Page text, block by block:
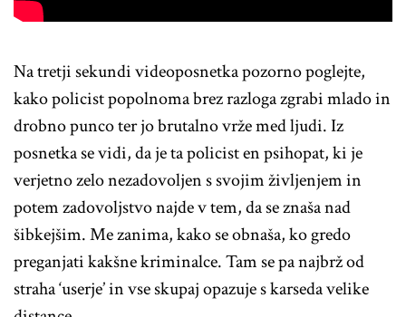
Na tretji sekundi videoposnetka pozorno poglejte,
kako policist popolnoma brez razloga zgrabi mlado in
drobno punco ter jo brutalno vrže med ljudi. Iz
posnetka se vidi, da je ta policist en psihopat, ki je
verjetno zelo nezadovoljen s svojim življenjem in
potem zadovoljstvo najde v tem, da se znaša nad
šibkejšim. Me zanima, kako se obnaša, ko gredo
preganjati kakšne kriminalce. Tam se pa najbrž od
straha ‘userje’ in vse skupaj opazuje s karseda velike